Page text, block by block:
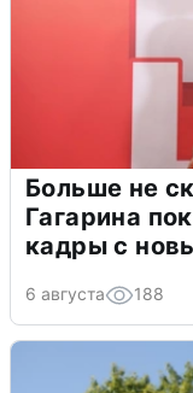
Больше не
Гагарина
кадры с
6 августа 188